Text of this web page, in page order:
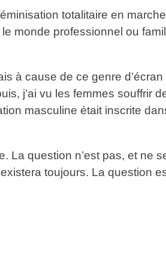
totalitaire en
monde professionnel ou
à cause de ce genre
j’ai vu les femmes souffrir
masculine était inscrite
La question n’est pas, et ne
toujours. La question